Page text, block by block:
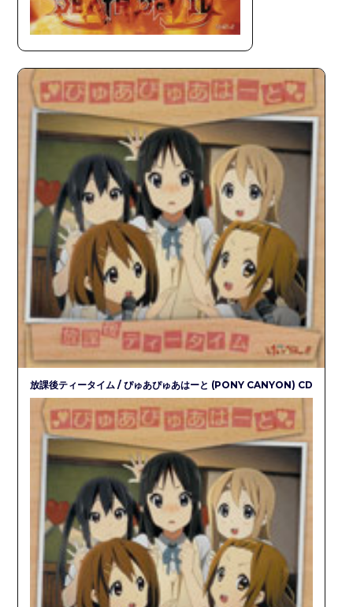
放課後ティータイム / ぴゅあぴゅあはーと (PONY CANYON) CD